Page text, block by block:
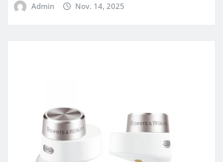
Admin Nov. 14, 2025